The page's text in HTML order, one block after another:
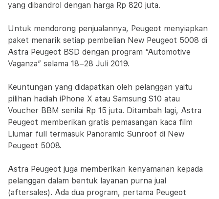
yang dibandrol dengan harga Rp 820 juta.
Untuk mendorong penjualannya, Peugeot menyiapkan
paket menarik setiap pembelian New Peugeot 5008 di
Astra Peugeot BSD dengan program “Automotive
Vaganza” selama 18–28 Juli 2019.
Keuntungan yang didapatkan oleh pelanggan yaitu
pilihan hadiah iPhone X atau Samsung S10 atau
Voucher BBM senilai Rp 15 juta. Ditambah lagi, Astra
Peugeot memberikan gratis pemasangan kaca film
Llumar full termasuk Panoramic Sunroof di New
Peugeot 5008.
Astra Peugeot juga memberikan kenyamanan kepada
pelanggan dalam bentuk layanan purna jual
(aftersales). Ada dua program, pertama Peugeot